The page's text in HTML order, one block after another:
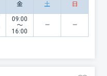
金 土 日
09:00
〜
16:00